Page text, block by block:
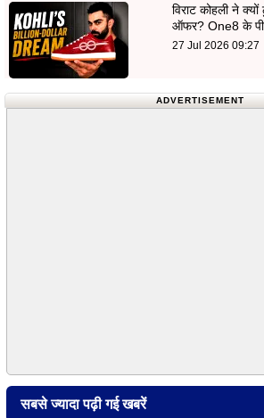
विराट कोहली ने
ऑफर? One8 के
27 Jul 2026 09:27
ADVERTISEMENT
सबसे ज्यादा पढ़ी गई खबरें